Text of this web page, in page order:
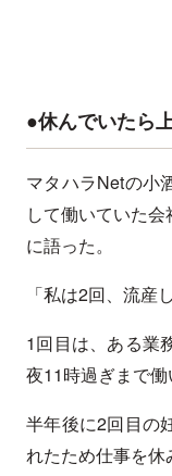
●休んでいたら
マタハラNetの小
して働いていた
に語った。
「私は2回、流産
1回目は、ある業
夜11時過ぎまで働
半年後に2回目の
れたため仕事を休